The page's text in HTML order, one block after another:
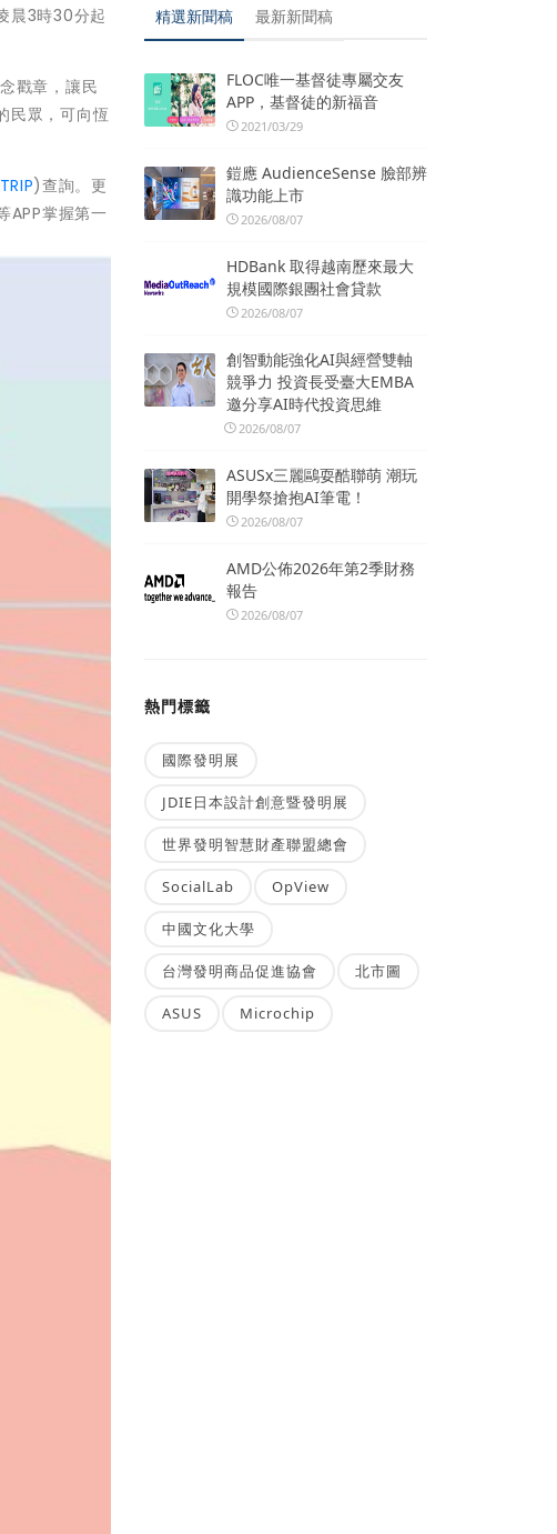
晨3時30分起
戳章，讓民
民眾，可向恆
)查詢。更
APP掌握第一
精選新聞稿 最新新聞稿
FLOC唯一基督徒專屬交友
APP，基督徒的新福音
2021/03/29
鎧應 AudienceSense 臉部辨
識功能上市
2026/08/07
HDBank 取得越南歷來最大
規模國際銀團社會貸款
2026/08/07
創智動能強化AI與經營雙軸
競爭力 投資長受臺大EMBA
邀分享AI時代投資思維
2026/08/07
ASUSx三麗鷗耍酷聯萌 潮玩
開學祭搶抱AI筆電！
2026/08/07
AMD公佈2026年第2季財務
報告
2026/08/07
熱門標籤
國際發明展
JDIE日本設計創意暨發明展
世界發明智慧財產聯盟總會
SocialLab OpView
中國文化大學
台灣發明商品促進協會 北市圖
ASUS Microchip